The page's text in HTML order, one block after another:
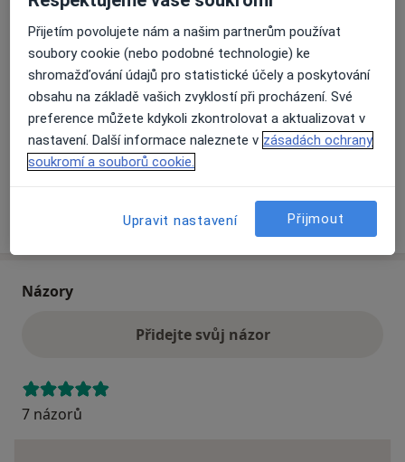
Dostupnost
Na této adrese online kalendář není aktivní
Co mám v takové situaci udělat?
Způsoby platby (soukromé návštěvy)
Na teto adrese lékař přijímá pacienty na pojišťovnu
Detaily
Víceo adrese
Názory
Přidejte svůj názor
7 názorů
Přijetím povolujete nám a našim partnerům používat
soubory cookie (nebo podobné technologie) ke
shromažďování údajů pro statistické účely a poskytování
obsahu na základě vašich zvyklostí při procházení. Své
preference můžete kdykoli zkontrolovat a aktualizovat v
nastavení. Další informace naleznete v zásadách ochrany
soukromí a souborů cookie.
Upravit nastavení Přijmout